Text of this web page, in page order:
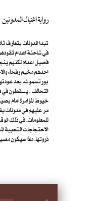
رواية اغتيال المدونين
تبدا المدونات
في شاحنة اعدام
فصيل اعدام لكنهم
احدهم مخيم رفحاء
بورتسموث. بعد
التحالف ، يسقطون في
خيوط المؤامرة امام
مر عليهم في مدونات
الاحتجاجات
ذروتها. ماذا سيكون